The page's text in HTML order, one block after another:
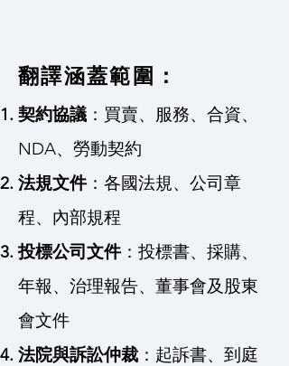
翻譯涵蓋範圍：
契約協議 ：買賣、服務、合資、
NDA、勞動契約
法規文件：各國法規、公司章
程、內部規程
投標公司文件：投標書、採購、
年報、治理報告、董事會及股東
會文件
法院與訴訟仲裁 ：起訴書、到庭